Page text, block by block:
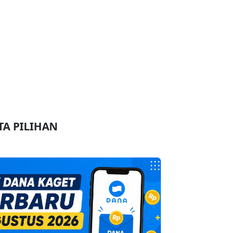
PILIHAN